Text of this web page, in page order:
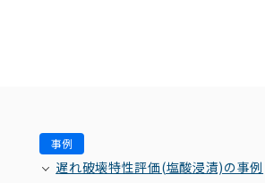
事例
遅れ破壊特性評価(塩酸浸漬)の事例